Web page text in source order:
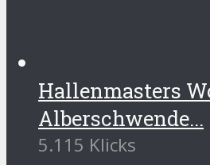
Hallenmasters
Alberschwende...
5.115 Klicks